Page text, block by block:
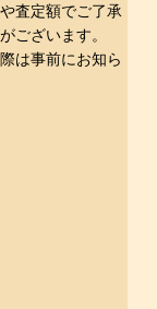
査定額でご了承
ございます。
は事前にお知ら